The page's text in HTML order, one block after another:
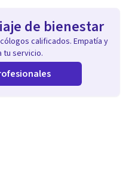
de bienestar
calificados. Empatía y
tu servicio.